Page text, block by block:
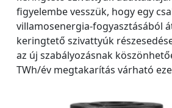
figyelembe vesszük, hogy egy
villamosenergia-fogyasztásából
keringtető szivattyúk
az új szabályozásnak
TWh/év megtakarítás várható